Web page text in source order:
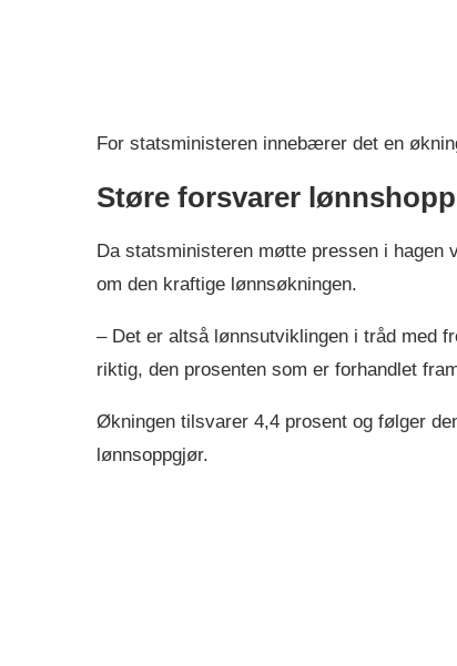
For statsministeren innebærer det en
Støre forsvarer
Da statsministeren møtte pressen i
om den kraftige lønnsøkningen.
– Det er altså lønnsutviklingen i tråd med
riktig, den prosenten som er forhandlet
Økningen tilsvarer 4,4 prosent og følger
lønnsoppgjør.